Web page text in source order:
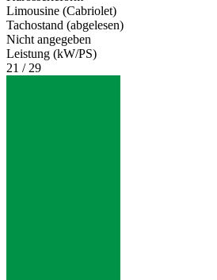
Limousine (Cabriolet)
Tachostand (abgelesen)
Nicht angegeben
Leistung (kW/PS)
21 / 29